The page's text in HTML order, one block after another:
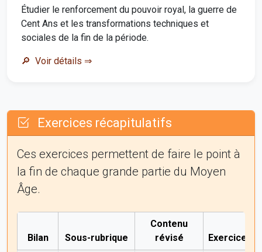
Étudier le renforcement du pouvoir royal, la guerre de
Cent Ans et les transformations techniques et
sociales de la fin de la période.
Voir détails ⇒
Exercices récapitulatifs
Ces exercices permettent de faire le point à
la fin de chaque grande partie du Moyen
Âge.
Bilan Sous-rubrique
Contenu
révisé
Exercice